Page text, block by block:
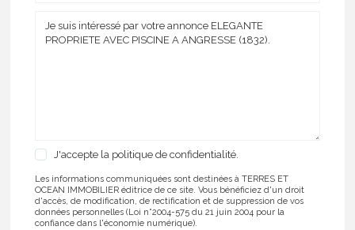
J'accepte la politique de confidentialité.
Les informations communiquées sont destinées à TERRES ET
OCEAN IMMOBILIER éditrice de ce site. Vous bénéficiez d'un droit
d'accès, de modification, de rectification et de suppression de vos
données personnelles (Loi n°2004-575 du 21 juin 2004 pour la
confiance dans l'économie numérique).